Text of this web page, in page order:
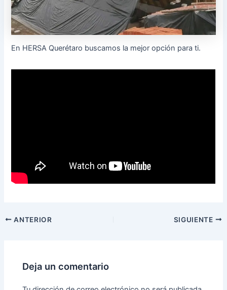
En HERSA Querétaro buscamos la mejor opción para ti.
ANTERIOR SIGUIENTE
Deja un comentario